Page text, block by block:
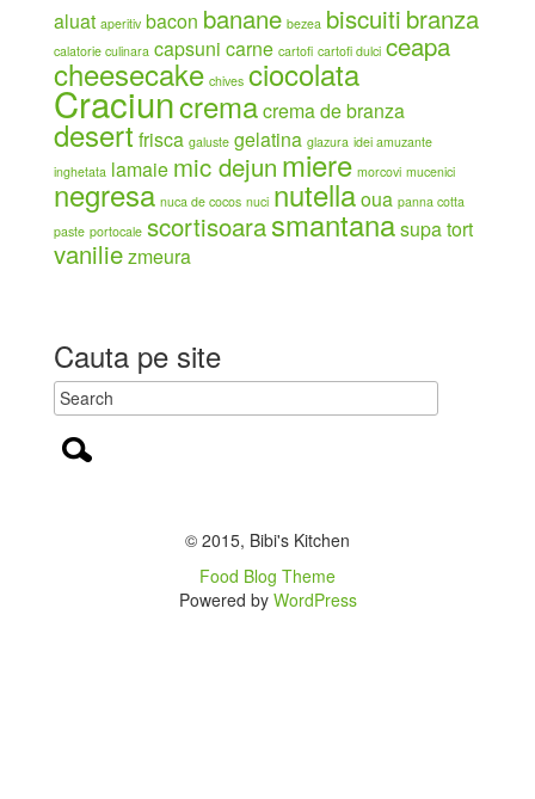
aluat aperitiv bacon banane bezea biscuiti branza
calatorie culinara capsuni carne cartofi cartofi dulci ceapa
cheesecake chives ciocolata
Craciuncremacrema de branza
desert frisca galuste gelatina glazura idei amuzante
inghetata lamaie mic dejun miere morcovi mucenici
negresa nuca de cocos nuci nutellaoua panna cotta
paste portocale scortisoarasmantanasupatort
vaniliezmeura
Cauta pe site
© 2015, Bibi's Kitchen
Food Blog Theme
Powered by WordPress